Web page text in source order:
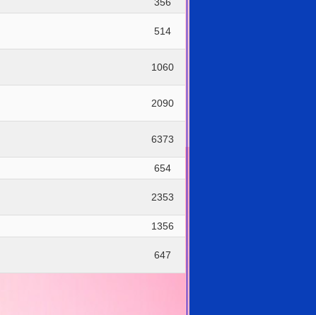
514
1060
2090
6373
654
2353
1356
647